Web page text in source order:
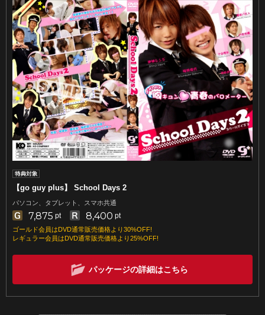
【go guy plus】 School Days 2
パソコン、タブレット、スマホ共通
7,875 pt 8,400 pt
ゴールド会員はDVD通常販売価格より30%OFF!
レギュラー会員はDVD通常販売価格より25%OFF!
パッケージの詳細はこちら